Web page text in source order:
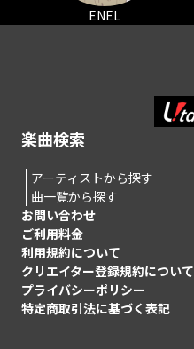
ENEL
楽曲検索
アーティストから探す
曲一覧から探す
お問い合わせ
ご利用料金
利用規約について
クリエイター登録規約について
プライバシーポリシー
特定商取引法に基づく表記